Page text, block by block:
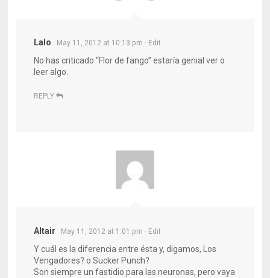
Lalo May 11, 2012 at 10:13 pm · Edit
No has criticado “Flor de fango” estaría genial ver o
leer algo.
REPLY
Altair May 11, 2012 at 1:01 pm · Edit
Y cuál es la diferencia entre ésta y, digamos, Los
Vengadores? o Sucker Punch?
Son siempre un fastidio para las neuronas, pero vaya